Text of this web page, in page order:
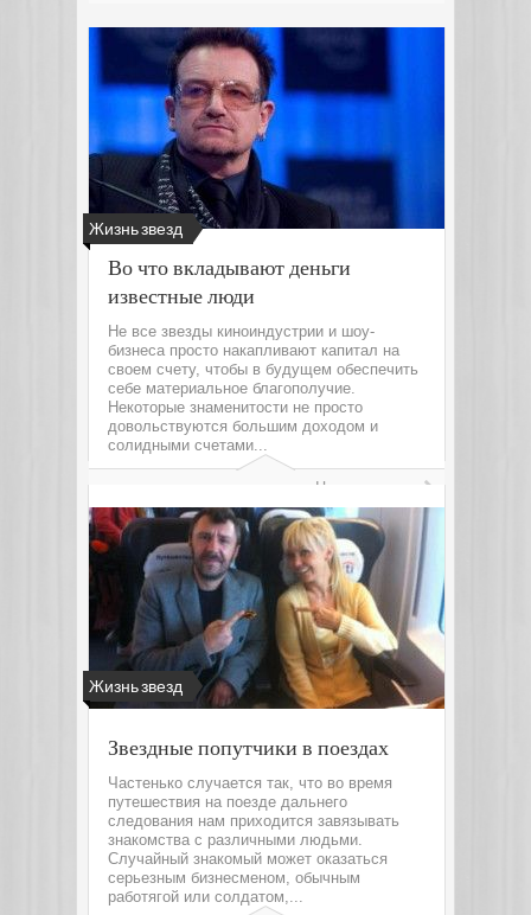
Жизнь звезд
Во что вкладывают деньги
известные люди
Не все звезды киноиндустрии и шоу-
бизнеса просто накапливают капитал на
своем счету, чтобы в будущем обеспечить
себе материальное благополучие.
Некоторые знаменитости не просто
довольствуются большим доходом и
солидными счетами...
Читать далее
Жизнь звезд
Звездные попутчики в поездах
Частенько случается так, что во время
путешествия на поезде дальнего
следования нам приходится завязывать
знакомства с различными людьми.
Случайный знакомый может оказаться
серьезным бизнесменом, обычным
работягой или солдатом,...